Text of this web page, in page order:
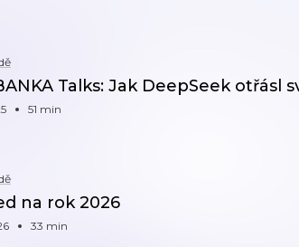
Talks: Jak DeepSeek
51 min
na rok 2026
33 min